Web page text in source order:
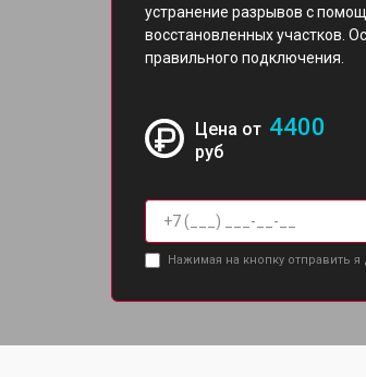
устранение разрывов с
восстановленных участков.
правильного подключения.
Цена от 4400
руб
Нажимая на кнопку отправить